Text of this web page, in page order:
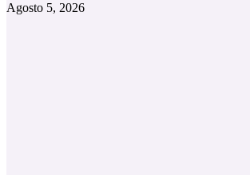
Agosto 5, 2026